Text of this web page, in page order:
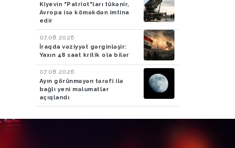
Kiyevin "Patriot"ları tükənir,
Avropa isə köməkdən imtina
edir
07.08.2026
İraqda vəziyyət gərginləşir:
Yaxın 48 saat kritik ola bilər
07.08.2026
Ayın görünməyən tərəfi ilə
bağlı yeni məlumatlar
açıqlandı